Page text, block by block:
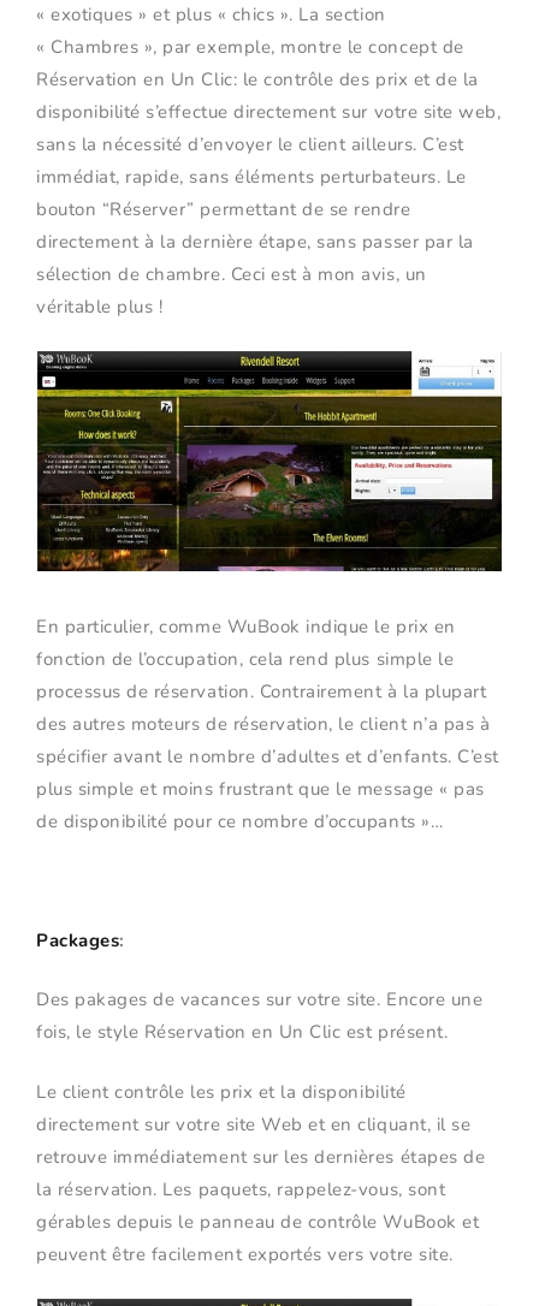
« exotiques » et plus « chics ». La section
« Chambres », par exemple, montre le concept de
Réservation en Un Clic: le contrôle des prix et de la
disponibilité s’effectue directement sur votre site web,
sans la nécessité d’envoyer le client ailleurs. C’est
immédiat, rapide, sans éléments perturbateurs. Le
bouton “Réserver” permettant de se rendre
directement à la dernière étape, sans passer par la
sélection de chambre. Ceci est à mon avis, un
véritable plus !
En particulier, comme WuBook indique le prix en
fonction de l’occupation, cela rend plus simple le
processus de réservation. Contrairement à la plupart
des autres moteurs de réservation, le client n’a pas à
spécifier avant le nombre d’adultes et d’enfants. C’est
plus simple et moins frustrant que le message « pas
de disponibilité pour ce nombre d’occupants »…
Packages:
Des pakages de vacances sur votre site. Encore une
fois, le style Réservation en Un Clic est présent.
Le client contrôle les prix et la disponibilité
directement sur votre site Web et en cliquant, il se
retrouve immédiatement sur les dernières étapes de
la réservation. Les paquets, rappelez-vous, sont
gérables depuis le panneau de contrôle WuBook et
peuvent être facilement exportés vers votre site.